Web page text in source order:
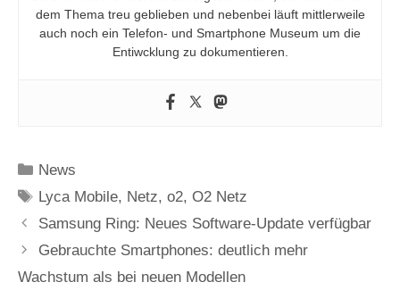
dem Thema treu geblieben und nebenbei läuft mittlerweile
auch noch ein Telefon- und Smartphone Museum um die
Entiwcklung zu dokumentieren.
Kategorien
News
Schlagwörter
Lyca Mobile, Netz,o2,O2 Netz
Samsung Ring: Neues Software-Update verfügbar
Gebrauchte Smartphones: deutlich mehr
Wachstum als bei neuen Modellen